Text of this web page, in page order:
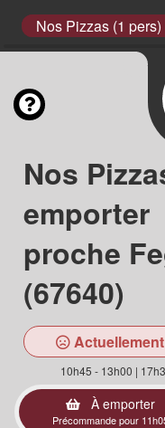
Nos Pizzas (1 pers)
Nos
emporter
proche
(67640)
Actuellement
10h45 - 13h00 |
À emporter
Précommande pour